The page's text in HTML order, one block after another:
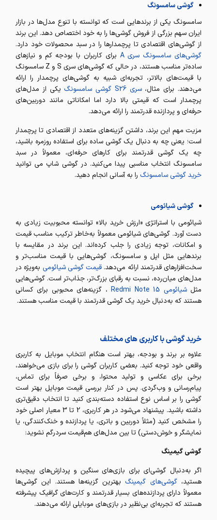
گوشی سامسونگ
سامسونگ یکی از برندهایی است که توانسته با تنوع مدل‌ها در بازار
ایران سهم بزرگی از فروش گوشی‌ها را به خود اختصاص دهد. این برند
از گوشی‌های اقتصادی تا پرچمدارها را در سبد محصولات خود دارد.
گوشی‌های سامسونگ سری A
برای کاربران با بودجه کم و نیازهای
ساده‌تر مناسب هستند، در حالی که گوشی‌های سری S و Z سامسونگ
با قیمت‌های بالاتر، تجربه‌ای شبیه به گوشی‌های پرچمدار را ارائه
می‌دهند. برای مثال،سری S26 گوشی سامسونگ
یکی از مدل‌های
پرچمدار است که قیمتی بالا دارد اما امکاناتی مانند دوربین‌های
حرفه‌ای و پردازنده قدرتمند را ارائه می‌دهد.
مزیت مهم این برند، داشتن گزینه‌های متعدد از اقتصادی تا پرچمدار
است؛ یعنی چه به دنبال یک گوشی ساده برای استفاده روزمره باشید،
چه یک گوشی قدرتمند برای کارهای حرفه‌ای، معمولاً در سبد
سامسونگ انتخاب مناسبی پیدا می‌کنید. در گوشی شاپ می توانید
خرید گوشی سامسونگ را به آسانی انجام دهید.
گوشی شیائومی
شیائومی با استراتژی «ارزش خرید بالا» توانسته محبوبیت زیادی به
دست آورد. گوشی‌های شیائومی معمولاً به‌خاطر ترکیب مناسب قیمت
و امکانات، توجه زیادی را جلب کرده‌اند. این برند در مقایسه با
برندهایی مثل اپل و سامسونگ، گوشی‌هایی با قیمت مناسب‌تر و
سخت‌افزارهای قدرتمند ارائه می‌دهد.قیمت گوشی شیائومی به‌ویژه در
مدل‌های میان‌رده، نسبت به رقبای بزرگ‌تر، جذاب‌تر است. گوشی‌هایی
مثلشیائومی Redmi Note 15
، گزینه‌های محبوبی برای کسانی
هستند که به‌دنبال خرید یک گوشی قدرتمند با قیمت مناسب هستند.
خرید گوشی با کاربری های مختلف
علاوه بر برند و بودجه، بهتر است هنگام انتخاب موبایل به کاربری
واقعی خود توجه کنید. بعضی کاربران گوشی را برای بازی می‌خواهند،
برخی برای عکاسی و تولید محتوا، و برخی صرفاً برای تماس،
پیام‌رسانی و وب‌گردی. پس در کنار بررسی قیمت موبایل بهتر است
گوشی را بر اساس نوع استفاده دسته‌بندی کنید تا انتخاب دقیق‌تری
داشته باشید. پیشنهاد می‌شود در هر کاربری، 2 تا 3 معیار اصلی خود
را مشخص کنید (مثلاً دوربین و باتری، یا پردازنده و خنک‌کنندگی، یا
نمایشگر و خوش‌دستی) تا بین مدل‌های هم‌قیمت سردرگم نشوید:
گوشی گیمینگ
اگر به‌دنبال گوشی‌ای برای بازی‌های سنگین و پردازش‌های پیچیده
هستید،گوشی‌های گیمینگ بهترین گزینه‌ها هستند. این گوشی‌ها
معمولاً دارای پردازنده‌های بسیار قدرتمند و کارت‌های گرافیک پیشرفته
هستند که تجربه‌ای بی‌نظیر در بازی‌های موبایلی ارائه می‌دهند.